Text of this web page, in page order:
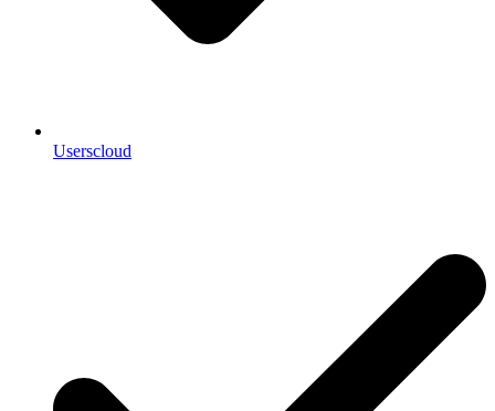
Userscloud